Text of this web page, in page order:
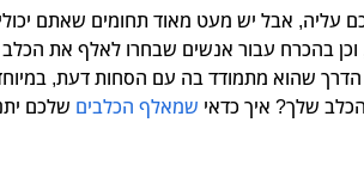
עליה, אבל יש מעט מאוד תחומים שאתם
בהכרח עבור אנשים שבחרו לאלף את
שהוא מתמודד בה עם הסחות דעת,
שלך? איך כדאי שמאלף הכלבים